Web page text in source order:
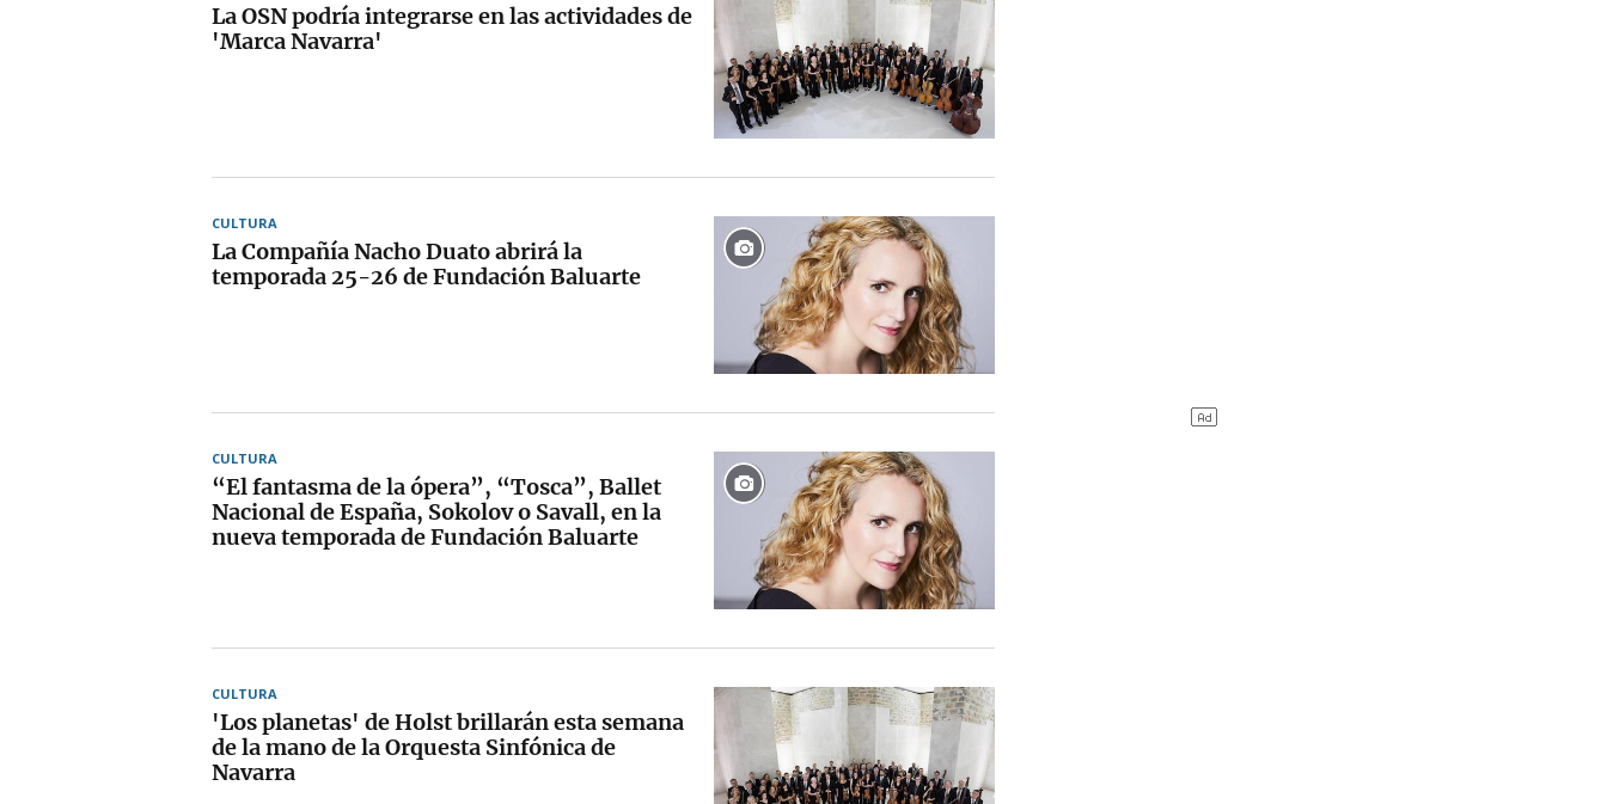
La OSN podría integrarse en las actividades de
'Marca Navarra'
CULTURA
La Compañía Nacho Duato abrirá la
temporada 25-26 de Fundación Baluarte
CULTURA
“El fantasma de la ópera”, “Tosca”, Ballet
Nacional de España, Sokolov o Savall, en la
nueva temporada de Fundación Baluarte
CULTURA
'Los planetas' de Holst brillarán esta semana
de la mano de la Orquesta Sinfónica de
Navarra